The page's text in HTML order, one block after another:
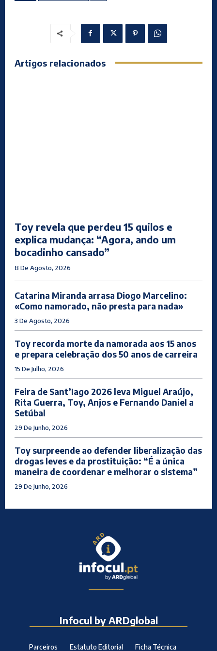
Artigos relacionados
Toy revela que perdeu 15 quilos e
explica mudança: “Agora, ando um
bocadinho cansado”
8 De Agosto, 2026
Catarina Miranda arrasa Diogo Marcelino:
«Como namorado, não presta para nada»
3 De Agosto, 2026
Toy recorda morte da namorada aos 15 anos
e prepara celebração dos 50 anos de carreira
15 De Julho, 2026
Feira de Sant’Iago 2026 leva Miguel Araújo,
Rita Guerra, Toy, Anjos e Fernando Daniel a
Setúbal
29 De Junho, 2026
Toy surpreende ao defender liberalização das
drogas leves e da prostituição: “É a única
maneira de coordenar e melhorar o sistema”
29 De Junho, 2026
Infocul by ARDglobal
Parceiros Estatuto Editorial Ficha Técnica